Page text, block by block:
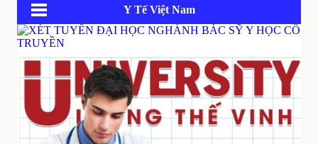
Y Tế Việt Nam